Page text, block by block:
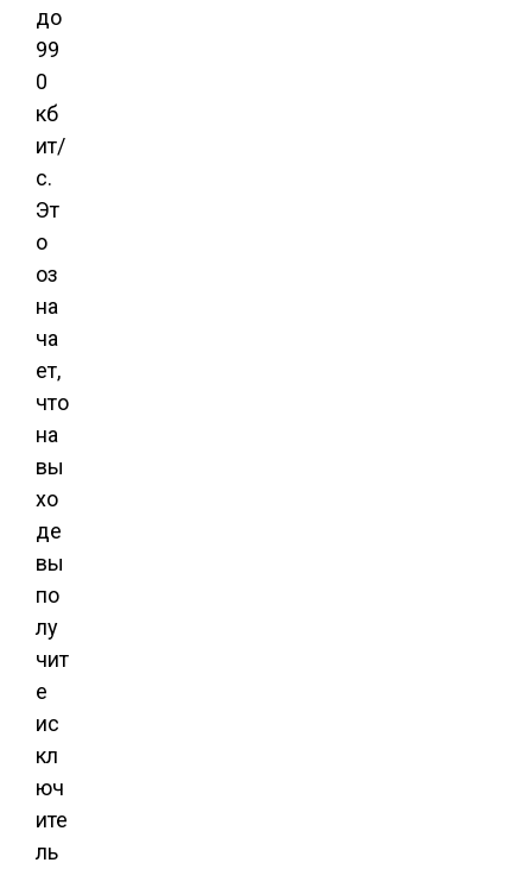
до
99
0
кб
ит/
с.
Эт
о
оз
на
ча
ет,
что
на
вы
хо
де
вы
по
лу
чит
е
ис
кл
юч
ите
ль